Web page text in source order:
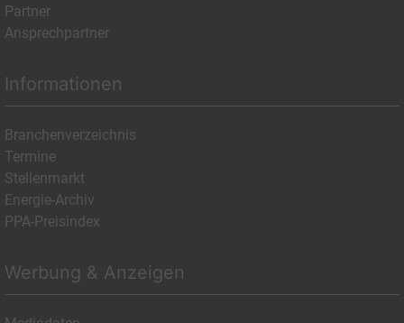
Partner
Ansprechpartner
Informationen
Branchenverzeichnis
Termine
Stellenmarkt
Energie-Archiv
PPA-Preisindex
Werbung & Anzeigen